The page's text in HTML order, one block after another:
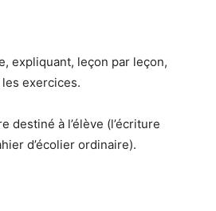
expliquant, leçon par leçon,
exercices.
destiné à l’élève (l’écriture
d’écolier ordinaire).